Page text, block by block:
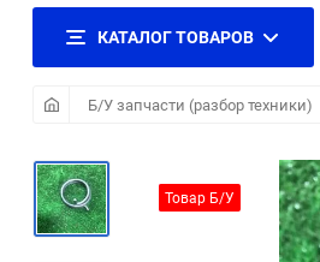
КАТАЛОГ ТОВАРОВ
Б/У запчасти (разбор техники)
Товар Б/У